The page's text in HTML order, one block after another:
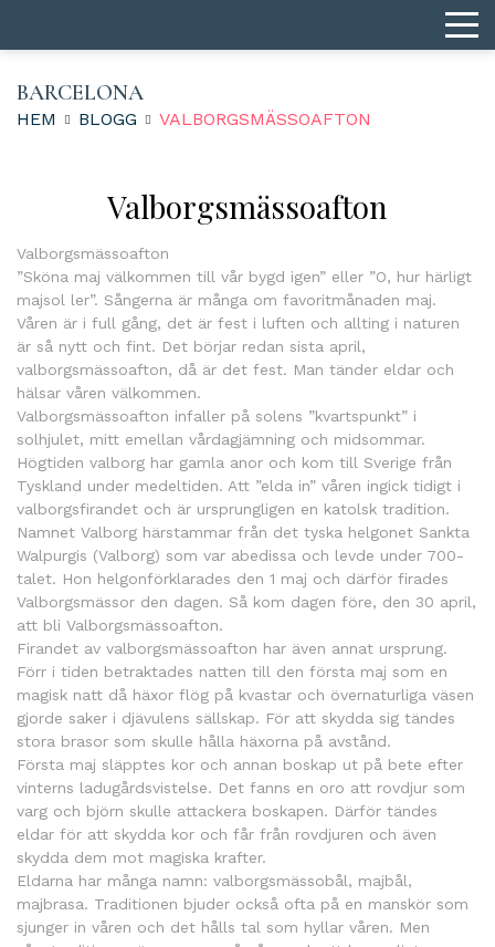
BARCELONA
HEM BLOGG VALBORGSMÄSSOAFTON
Valborgsmässoafton
Valborgsmässoafton
”Sköna maj välkommen till vår bygd igen” eller ”O, hur härligt
majsol ler”. Sångerna är många om favoritmånaden maj.
Våren är i full gång, det är fest i luften och allting i naturen
är så nytt och fint. Det börjar redan sista april,
valborgsmässoafton, då är det fest. Man tänder eldar och
hälsar våren välkommen.
Valborgsmässoafton infaller på solens ”kvartspunkt” i
solhjulet, mitt emellan vårdagjämning och midsommar.
Högtiden valborg har gamla anor och kom till Sverige från
Tyskland under medeltiden. Att ”elda in” våren ingick tidigt i
valborgsfirandet och är ursprungligen en katolsk tradition.
Namnet Valborg härstammar från det tyska helgonet Sankta
Walpurgis (Valborg) som var abedissa och levde under 700-
talet. Hon helgonförklarades den 1 maj och därför firades
Valborgsmässor den dagen. Så kom dagen före, den 30 april,
att bli Valborgsmässoafton.
Firandet av valborgsmässoafton har även annat ursprung.
Förr i tiden betraktades natten till den första maj som en
magisk natt då häxor flög på kvastar och övernaturliga väsen
gjorde saker i djävulens sällskap. För att skydda sig tändes
stora brasor som skulle hålla häxorna på avstånd.
Första maj släpptes kor och annan boskap ut på bete efter
vinterns ladugårdsvistelse. Det fanns en oro att rovdjur som
varg och björn skulle attackera boskapen. Därför tändes
eldar för att skydda kor och får från rovdjuren och även
skydda dem mot magiska krafter.
Eldarna har många namn: valborgsmässobål, majbål,
majbrasa. Traditionen bjuder också ofta på en manskör som
sjunger in våren och det hålls tal som hyllar våren. Men